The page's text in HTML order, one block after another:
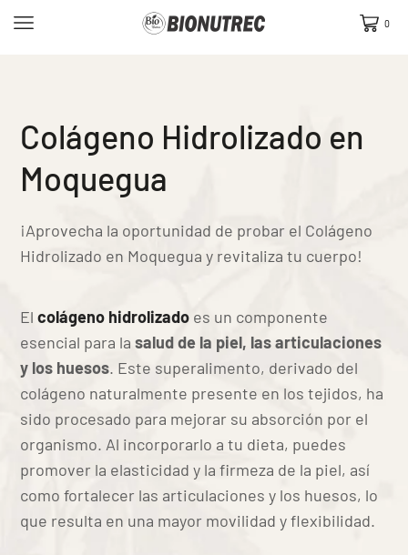
0
Colágeno Hidrolizado en
Moquegua
¡Aprovecha la oportunidad de probar el Colágeno
Hidrolizado en Moquegua y revitaliza tu cuerpo!
Elcolágeno hidrolizado es un componente
esencial para lasalud de la piel, las articulaciones
y los huesos. Este superalimento, derivado del
colágeno naturalmente presente en los tejidos, ha
sido procesado para mejorar su absorción por el
organismo. Al incorporarlo a tu dieta, puedes
promover la elasticidad y la firmeza de la piel, así
como fortalecer las articulaciones y los huesos, lo
que resulta en una mayor movilidad y flexibilidad.